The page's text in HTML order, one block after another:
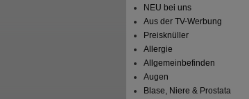
NEU bei uns
Aus der TV-Werbung
Preisknüller
Allergie
Allgemeinbefinden
Augen
Blase, Niere & Prostata